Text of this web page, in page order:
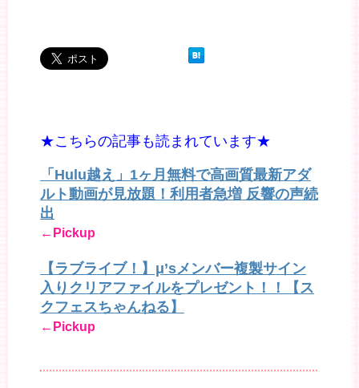
★こちらの記事も読まれています★
「Hulu越え」1ヶ月無料で高画質最新アダ
ルト動画が見放題！利用者急増 反響の声続
出
←Pickup
【ラブライブ！】μ’sメンバー複製サイン
入りクリアファイルをプレゼント！！【ス
クフェスちゃんねる】
←Pickup